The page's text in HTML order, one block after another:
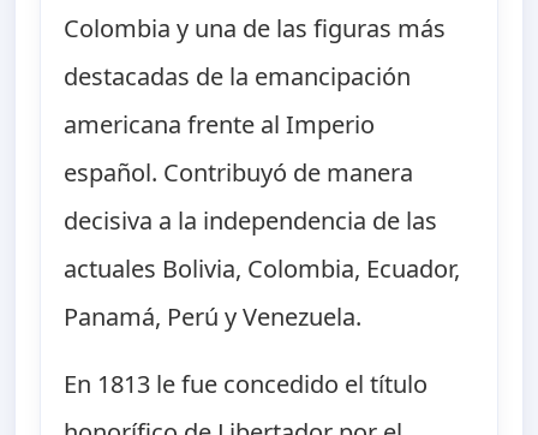
Colombia y una de las figuras más
destacadas de la emancipación
americana frente al Imperio
español. Contribuyó de manera
decisiva a la independencia de las
actuales Bolivia, Colombia, Ecuador,
Panamá, Perú y Venezuela.
En 1813 le fue concedido el título